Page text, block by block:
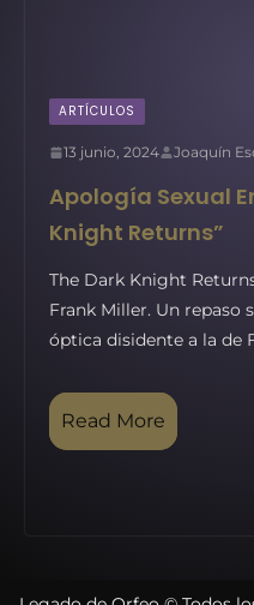
ARTÍCULOS
13 junio, 2024 Joaquín
Apología Sexual
Knight Returns”
The Dark Knight
Frank Miller. Un repaso
óptica disidente a la de
Read More